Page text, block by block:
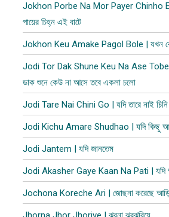
Jokhon Porbe Na Mor Payer Chinho Ei
পায়ের চিহ্ন এই বাটে
Jokhon Keu Amake Pagol Bole | যখন
Jodi Tor Dak Shune Keu Na Ase Tobe
ডাক শুনে কেউ না আসে তবে একলা চলো
Jodi Tare Nai Chini Go | যদি তারে নাই
Jodi Kichu Amare Shudhao | যদি কিছু
Jodi Jantem | যদি জানতেম
Jodi Akasher Gaye Kaan Na Pati | যদি
Jochona Koreche Ari | জোছনা করেছে